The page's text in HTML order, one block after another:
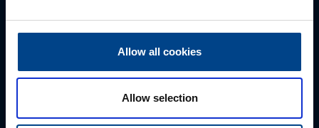
Allow all cookies
Allow selection